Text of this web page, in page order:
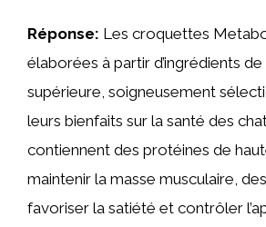
Réponse: Les croquettes
élaborées à partir d’ingrédients
supérieure, soigneusement
leurs bienfaits sur la santé des
contiennent des protéines de
maintenir la masse musculaire,
favoriser la satiété et contrôler